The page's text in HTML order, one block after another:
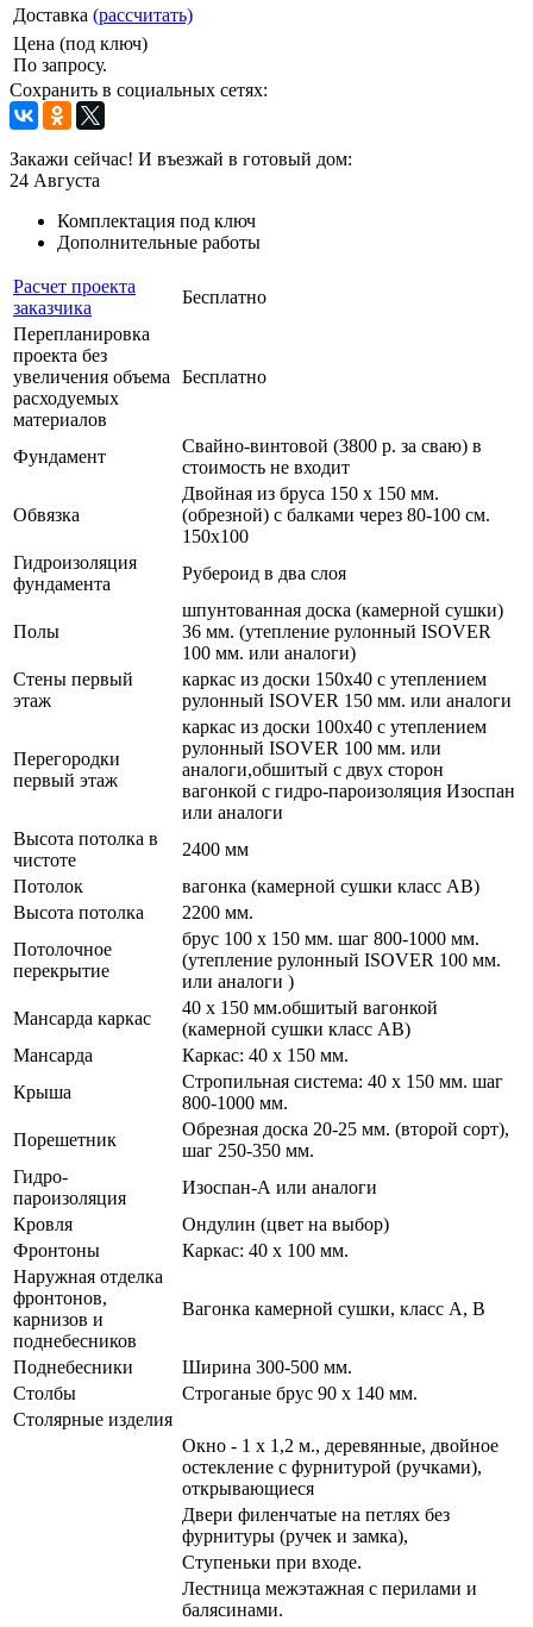
Доставка (рассчитать)
Цена (под ключ)
По запросу.
Сохранить в социальных сетях:
Закажи сейчас! И въезжай в готовый дом:
24 Августа
Комплектация под ключ
Дополнительные работы
Расчет проекта
заказчика
Бесплатно
Перепланировка
проекта без
увеличения объема
расходуемых
материалов
Бесплатно
Фундамент
Свайно-винтовой (3800 р. за сваю) в
стоимость не входит
Обвязка
Двойная из бруса 150 х 150 мм.
(обрезной) с балками через 80-100 см.
150х100
Гидроизоляция
фундамента
Рубероид в два слоя
Полы
шпунтованная доска (камерной сушки)
36 мм. (утепление рулонный ISOVER
100 мм. или аналоги)
Стены первый
этаж
каркас из доски 150х40 с утеплением
рулонный ISOVER 150 мм. или аналоги
Перегородки
первый этаж
каркас из доски 100х40 с утеплением
рулонный ISOVER 100 мм. или
аналоги,обшитый с двух сторон
вагонкой с гидро-пароизоляция Изоспан
или аналоги
Высота потолка в
чистоте
2400 мм
Потолок
вагонка (камерной сушки класс АВ)
Высота потолка
2200 мм.
Потолочное
перекрытие
брус 100 х 150 мм. шаг 800-1000 мм.
(утепление рулонный ISOVER 100 мм.
или аналоги )
Мансарда каркас
40 х 150 мм.обшитый вагонкой
(камерной сушки класс АВ)
Мансарда
Каркас: 40 х 150 мм.
Крыша
Стропильная система: 40 х 150 мм. шаг
800-1000 мм.
Порешетник
Обрезная доска 20-25 мм. (второй сорт),
шаг 250-350 мм.
Гидро-
пароизоляция
Изоспан-А или аналоги
Кровля
Ондулин (цвет на выбор)
Фронтоны
Каркас: 40 х 100 мм.
Наружная отделка
фронтонов,
карнизов и
поднебесников
Вагонка камерной сушки, класс А, В
Поднебесники
Ширина 300-500 мм.
Столбы
Строганые брус 90 х 140 мм.
Столярные изделия
Окно - 1 х 1,2 м., деревянные, двойное
остекление с фурнитурой (ручками),
открывающиеся
Двери филенчатые на петлях без
фурнитуры (ручек и замка),
Ступеньки при входе.
Лестница межэтажная с перилами и
балясинами.